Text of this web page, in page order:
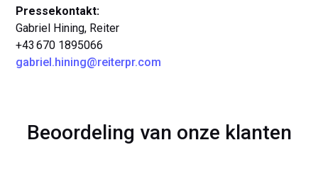
Pressekontakt:
Gabriel Hining, Reiter
+43 670 1895066
gabriel.hining@reiterpr.com
Beoordeling van onze klanten